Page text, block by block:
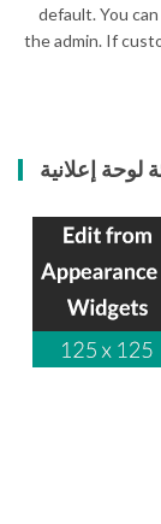
default. You
the admin. If
إعلانية